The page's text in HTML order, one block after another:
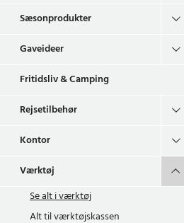
Sæsonprodukter
Gaveideer
Fritidsliv & Camping
Rejsetilbehør
Kontor
Værktøj
Se alt iværktøj
Alt til værktøjskassen